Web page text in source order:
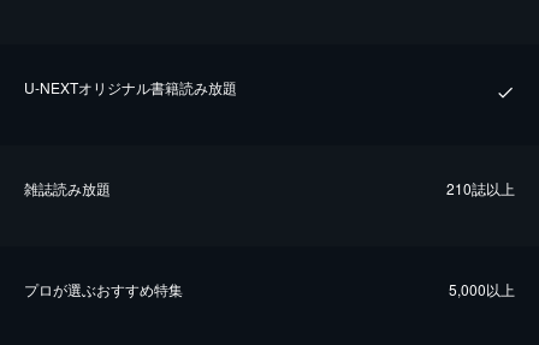
U-NEXTオリジナル書籍読み放題
雑誌読み放題 210誌以上
プロが選ぶおすすめ特集 5,000以上